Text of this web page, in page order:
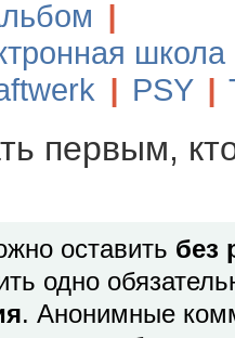
|
школа
| PSY |
первым,
оставить без
одно
. Анонимные